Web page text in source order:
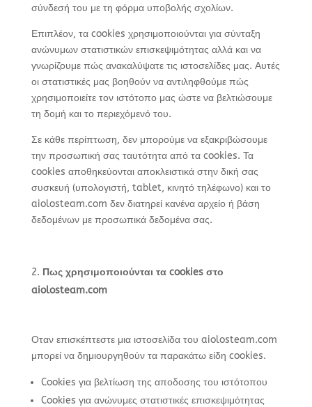
σύνδεσή του με τη φόρμα υποβολής σχολίων.
Επιπλέον, τα cookies χρησιμοποιούνται για σύνταξη
ανώνυμων στατιστικών επισκεψιμότητας αλλά και να
γνωρίζουμε πώς ανακαλύψατε τις ιστοσελίδες μας. Αυτές
οι στατιστικές μας βοηθούν να αντιληφθούμε πώς
χρησιμοποιείτε τον ιστότοπο μας ώστε να βελτιώσουμε
τη δομή και το περιεχόμενό του.
Σε κάθε περίπτωση, δεν μπορούμε να εξακριβώσουμε
την προσωπική σας ταυτότητα από τα cookies. Τα
cookies αποθηκεύονται αποκλειστικά στην δική σας
συσκευή (υπολογιστή, tablet, κινητό τηλέφωνο) και το
aiolosteam.com δεν διατηρεί κανένα αρχείο ή βάση
δεδομένων με προσωπικά δεδομένα σας.
Πως χρησιμοποιούνται τα cookiesστο
aiolosteam.com
Οταν επισκέπτεστε μια ιστοσελίδα του aiolosteam.com
μπορεί να δημιουργηθούν τα παρακάτω είδη cookies.
Cookies για βελτίωση της αποδοσης του ιστότοπου
Cookies για ανώνυμες στατιστικές επισκεψιμότητας